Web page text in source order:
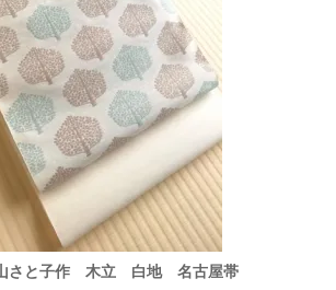
さと子作 木立 白地 名古屋帯